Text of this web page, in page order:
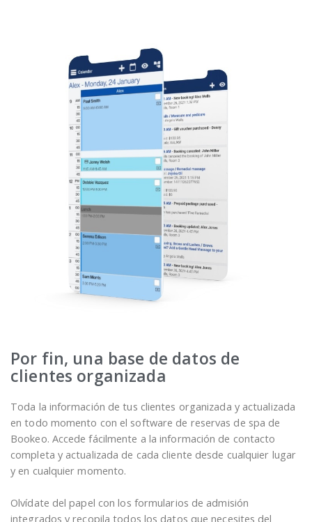
Por fin, una base de datos de
clientes organizada
Toda la información de tus clientes organizada y actualizada
en todo momento con el software de reservas de spa de
Bookeo. Accede fácilmente a la información de contacto
completa y actualizada de cada cliente desde cualquier lugar
y en cualquier momento.
Olvídate del papel con los formularios de admisión
integrados y recopila todos los datos que necesites del